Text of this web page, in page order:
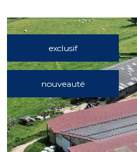
exclusif
nouveauté